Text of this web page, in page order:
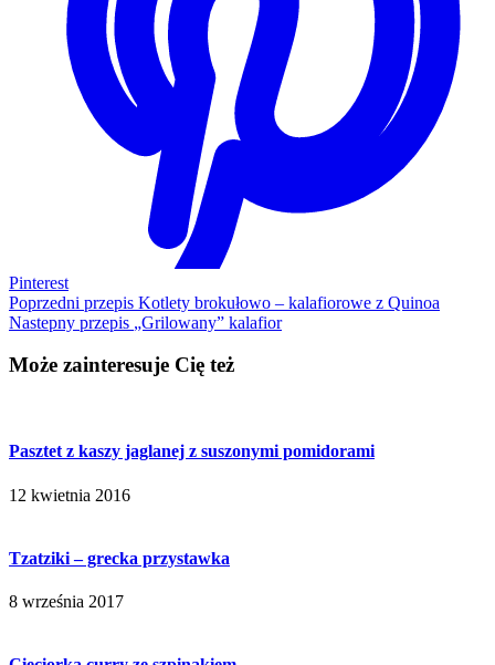
Pinterest
Poprzedni przepis Kotlety brokułowo – kalafiorowe z Quinoa
Nastepny przepis „Grilowany” kalafior
Może zainteresuje Cię też
Pasztet z kaszy jaglanej z suszonymi pomidorami
12 kwietnia 2016
Tzatziki – grecka przystawka
8 września 2017